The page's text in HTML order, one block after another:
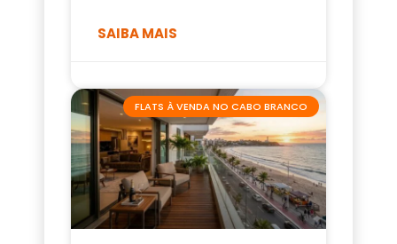
SAIBA MAIS
FLATS À VENDA NO CABO BRANCO